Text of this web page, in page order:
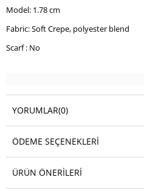
Model: 1.78 cm
Fabric: Soft Crepe, polyester blend
Scarf : No
YORUMLAR(0)
ÖDEME SEÇENEKLERI
ÜRÜN ÖNERILERI